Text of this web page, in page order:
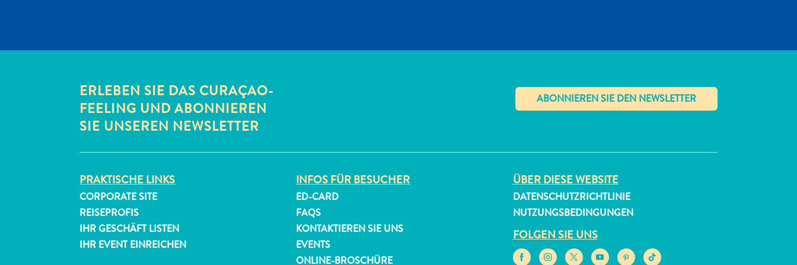
ERLEBEN SIE DAS CURAÇAO-
FEELING UND ABONNIEREN
SIE UNSEREN NEWSLETTER
✕
PRAKTISCHE LINKS
CORPORATE SITE
REISEPROFIS
IHR GESCHÄFT LISTEN
IHR EVENT EINREICHEN
INFOS FÜR BESUCHER
ED-CARD
FAQS
KONTAKTIEREN SIE UNS
EVENTS
ONLINE-BROSCHÜRE
ÜBER DIESE WEBSITE
DATENSCHUTZRICHTLINIE
NUTZUNGSBEDINGUNGEN
FOLGEN SIE UNS